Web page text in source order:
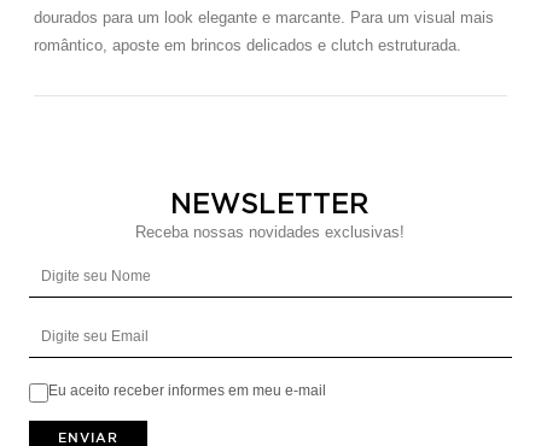
dourados para um look elegante e marcante. Para um visual mais
romântico, aposte em brincos delicados e clutch estruturada.
NEWSLETTER
Receba nossas novidades exclusivas!
Eu aceito receber informes em meu e-mail
ENVIAR